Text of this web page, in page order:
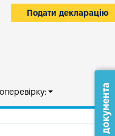
Подати декларацію